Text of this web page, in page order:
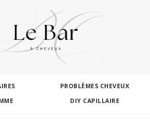
PROBLÈMES CHEVEUX
DIY CAPILLAIRE